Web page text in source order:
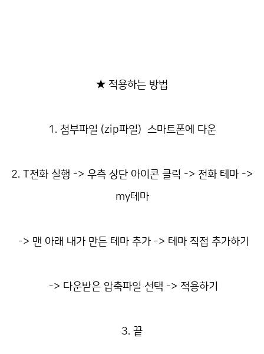
★ 적용하는 방법
1. 첨부파일 (zip파일) 스마트폰에 다운
2. T전화 실행 -> 우측 상단 아이콘 클릭 -> 전화 테마 ->
my테마
-> 맨 아래 내가 만든 테마 추가 -> 테마 직접 추가하기
-> 다운받은 압축파일 선택 -> 적용하기
3. 끝